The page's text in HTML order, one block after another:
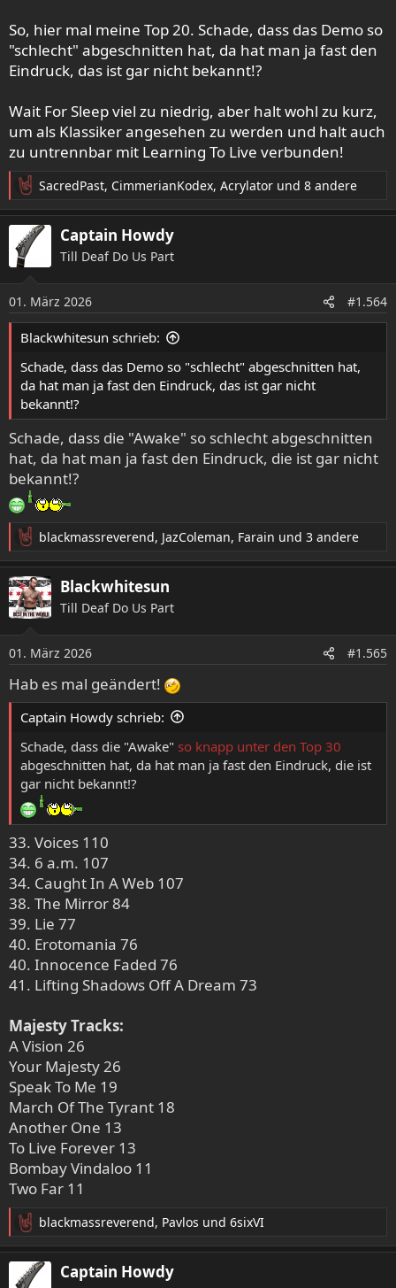
So, hier mal meine Top 20. Schade, dass das Demo so
"schlecht" abgeschnitten hat, da hat man ja fast den
Eindruck, das ist gar nicht bekannt!?
Wait For Sleep viel zu niedrig, aber halt wohl zu kurz,
um als Klassiker angesehen zu werden und halt auch
zu untrennbar mit Learning To Live verbunden!
R
e
a
k
t
n
e
n
SacredPast, CimmerianKodex, Acrylator und 8 andere
Captain Howdy
Till Deaf Do Us Part
01. März 2026 #1.564
Blackwhitesun schrieb:
Schade, dass das Demo so "schlecht" abgeschnitten hat,
da hat man ja fast den Eindruck, das ist gar nicht
bekannt!?
Schade, dass die "Awake" so schlecht abgeschnitten
hat, da hat man ja fast den Eindruck, die ist gar nicht
bekannt!?
R
e
a
k
t
n
e
n
blackmassreverend, JazColeman, Farain und 3 andere
Blackwhitesun
Till Deaf Do Us Part
01. März 2026 #1.565
Hab es mal geändert!
Captain Howdy schrieb:
Schade, dass die "Awake" so knapp unter den Top 30
abgeschnitten hat, da hat man ja fast den Eindruck, die ist
gar nicht bekannt!?
33. Voices 110
34. 6 a.m. 107
34. Caught In A Web 107
38. The Mirror 84
39. Lie 77
40. Erotomania 76
40. Innocence Faded 76
41. Lifting Shadows Off A Dream 73
Majesty Tracks:
A Vision 26
Your Majesty 26
Speak To Me 19
March Of The Tyrant 18
Another One 13
To Live Forever 13
Bombay Vindaloo 11
Two Far 11
R
e
a
k
blackmassreverend, Pavlos und 6sixVI
Captain Howdy